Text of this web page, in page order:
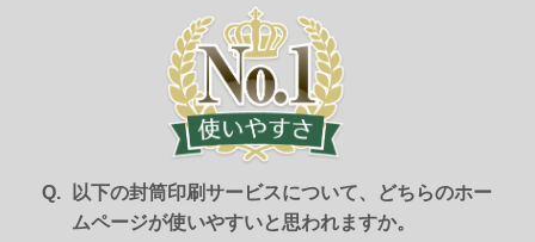
Word・Excel入稿ガイド
印刷方法について
紙の種類について
以下の封筒印刷サービスについて、どちらのホー
ムページが使いやすいと思われますか。